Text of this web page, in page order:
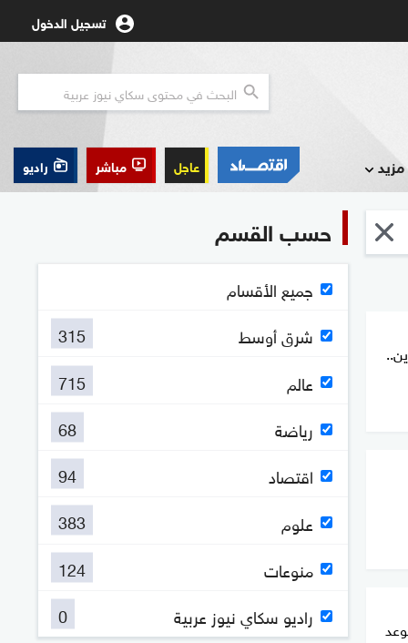
تسجيل الدخول
مزيد عاجل مباشر راديو
حسب القسم
جميع الأقسام
شرق أوسط
315
عالم
715
رياضة
68
اقتصاد
94
علوم
383
منوعات
124
راديو سكاي نيوز عربية
0